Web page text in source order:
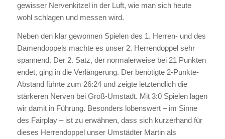
gewisser Nervenkitzel in der Luft, wie man sich heute
wohl schlagen und messen wird.
Neben den klar gewonnen Spielen des 1. Herren- und des
Damendoppels machte es unser 2. Herrendoppel sehr
spannend. Der 2. Satz, der normalerweise bei 21 Punkten
endet, ging in die Verlängerung. Der benötigte 2-Punkte-
Abstand führte zum 26:24 und zeigte letztendlich die
stärkeren Nerven bei Groß-Umstadt. Mit 3:0 Spielen lagen
wir damit in Führung. Besonders lobenswert – im Sinne
des Fairplay – ist zu erwähnen, dass sich kurzerhand für
dieses Herrendoppel unser Umstädter Martin als